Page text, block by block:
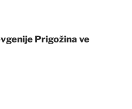
Prigožina ve